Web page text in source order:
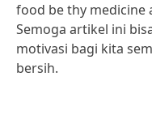
food be thy medicine
Semoga artikel ini
motivasi bagi kita
bersih.